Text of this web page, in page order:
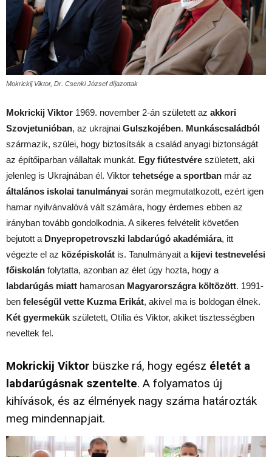
Mokrickij Viktor, Dr. Csenki József díjazottak
Mokrickij Viktor 1969. november 2-án született az akkori
Szovjetunióban, az ukrajnai Gulszkojében. Munkáscsaládból
származik, szülei, hogy biztosítsák a család anyagi biztonságát
az építőiparban vállaltak munkát. Egy fiútestvére született, aki
jelenleg is Ukrajnában él. Viktor tehetsége a sportban már az
általános iskolai tanulmányai során megmutatkozott, ezért igen
hamar nyilvánvalóvá vált számára, hogy érdemes ebben az
irányban tovább gondolkodnia. A sikeres felvételit követően
bejutott a Dnyepropetrovszki labdarúgó akadémiára, itt
végezte el az középiskolát is. Tanulmányait a kijevi testnevelési
főiskolán folytatta, azonban az élet úgy hozta, hogy a
labdarúgás miatt hamarosan Magyarországra költözött. 1991-
ben feleségül vette Kuzma Erikát, akivel ma is boldogan élnek.
Két gyermekük született, Otília és Viktor, akiket tisztességben
neveltek fel.
Mokrickij Viktor büszke rá, hogy egész életét a
labdarúgásnak szentelte. A folyamatos új
kihívások, és az élmények nagy száma határozták
meg mindennapjait.